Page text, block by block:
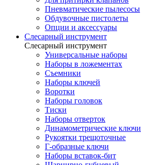
Пневматические пылесосы
Обдувочные пистолеты
Опции и аксессуары
Слесарный инструмент
Слесарный инструмент
Универсальные наборы
Наборы в ложементах
Съемники
Наборы ключей
Воротки
Наборы головок
Тиски
Наборы отверток
Динамометрические ключи
Рукоятки трещоточные
Г-образные ключи
Наборы вставок-бит